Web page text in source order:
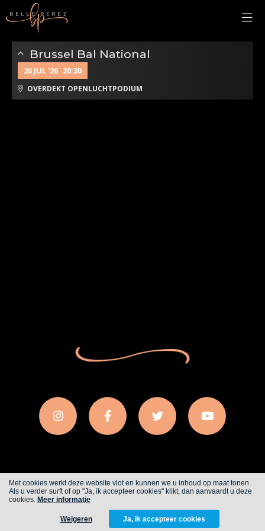
Brussel Bal National
20 JUL '26 20:30
OVERDEKT OPENLUCHTPODIUM
Cookies Privacy
FROM ALWAYS AWAKE
Met cookies werkt deze website vlot en kunnen we u inhoud op maat tonen.
Als u verder surft of op "Ja, ik accepteer cookies" klikt, dan aanvaardt u deze
cookies. Meer informatie
Weigeren Ja, ik accepteer cookies